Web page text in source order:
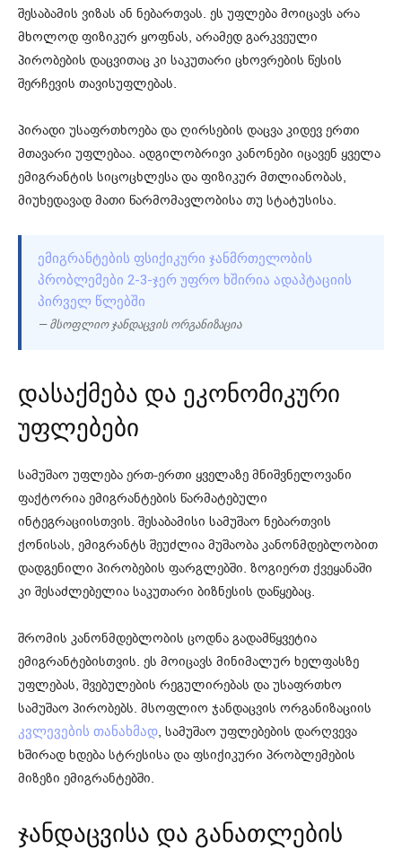
შესაბამის ვიზას ან ნებართვას. ეს უფლება მოიცავს არა
მხოლოდ ფიზიკურ ყოფნას, არამედ გარკვეული
პირობების დაცვითაც კი საკუთარი ცხოვრების წესის
შერჩევის თავისუფლებას.
პირადი უსაფრთხოება და ღირსების დაცვა კიდევ ერთი
მთავარი უფლებაა. ადგილობრივი კანონები იცავენ ყველა
ემიგრანტის სიცოცხლესა და ფიზიკურ მთლიანობას,
მიუხედავად მათი წარმომავლობისა თუ სტატუსისა.
ᲔᲛᲘᲒᲠᲐᲜᲢᲔᲑᲘᲡ ᲤᲡᲘᲥᲘᲙᲣᲠᲘ ᲯᲐᲜᲛᲠᲗᲔᲚᲝᲑᲘᲡ
ᲞᲠᲝᲑᲚᲔᲛᲔᲑᲘ 2-3-ᲯᲔᲠ ᲣᲤᲠᲝ ᲮᲨᲘᲠᲘᲐ ᲐᲓᲐᲞᲢᲐᲪᲘᲘᲡ
ᲞᲘᲠᲕᲔᲚ ᲬᲚᲔᲑᲨᲘ
— მსოფლიო ჯანდაცვის ორგანიზაცია
დასაქმება და ეკონომიკური
უფლებები
სამუშაო უფლება ერთ-ერთი ყველაზე მნიშვნელოვანი
ფაქტორია ემიგრანტების წარმატებული
ინტეგრაციისთვის. შესაბამისი სამუშაო ნებართვის
ქონისას, ემიგრანტს შეუძლია მუშაობა კანონმდებლობით
დადგენილი პირობების ფარგლებში. ზოგიერთ ქვეყანაში
კი შესაძლებელია საკუთარი ბიზნესის დაწყებაც.
შრომის კანონმდებლობის ცოდნა გადამწყვეტია
ემიგრანტებისთვის. ეს მოიცავს მინიმალურ ხელფასზე
უფლებას, შვებულების რეგულირებას და უსაფრთხო
სამუშაო პირობებს. მსოფლიო ჯანდაცვის ორგანიზაციის
კვლევების თანახმად, სამუშაო უფლებების დარღვევა
ხშირად ხდება სტრესისა და ფსიქიკური პრობლემების
მიზეზი ემიგრანტებში.
ჯანდაცვისა და განათლების